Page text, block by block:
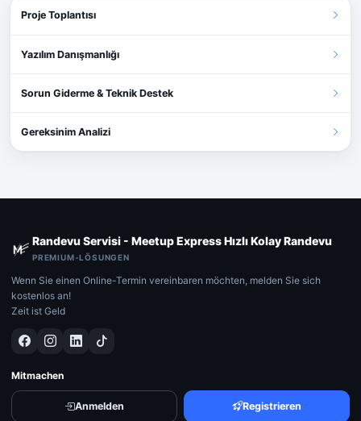
Proje Toplantısı
Yazılım Danışmanlığı
Sorun Giderme & Teknik Destek
Gereksinim Analizi
Randevu Servisi - Meetup Express Hızlı Kolay Randevu
PREMIUM-LÖSUNGEN
Wenn Sie einen Online-Termin vereinbaren möchten, melden Sie sich
kostenlos an!
Zeit ist Geld
Mitmachen
Anmelden Registrieren